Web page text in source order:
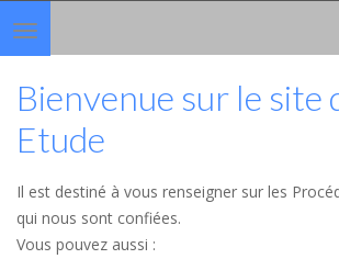
Toggle
navigation
Bienvenue sur le site
Etude
Il est destiné à vous renseigner sur les
qui nous sont confiées.
Vous pouvez aussi :